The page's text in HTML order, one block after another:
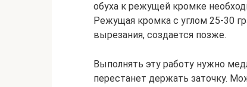
обуха к режущей кромке
Режущая кромка с углом 25-30
вырезания, создается позже.
Выполнять эту работу нужно
перестанет держать заточку.